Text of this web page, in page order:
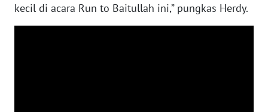
kecil di acara Run to Baitullah ini,” pungkas Herdy.
WN